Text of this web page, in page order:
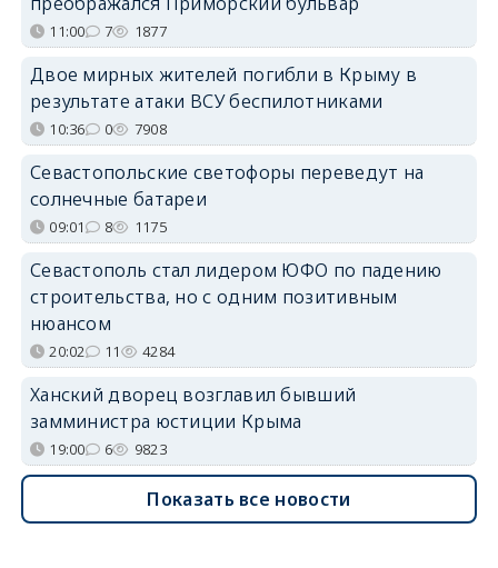
11:00 7 1877
Двое мирных жителей погибли в Крыму в
результате атаки ВСУ беспилотниками
10:36 0 7908
Севастопольские светофоры переведут на
солнечные батареи
09:01 8 1175
Севастополь стал лидером ЮФО по падению
строительства, но с одним позитивным
нюансом
20:02 11 4284
Ханский дворец возглавил бывший
замминистра юстиции Крыма
19:00 6 9823
Показать все новости